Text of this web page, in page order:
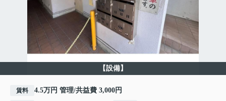
【設備】
賃料 4.5万円 管理/共益費 3,000円